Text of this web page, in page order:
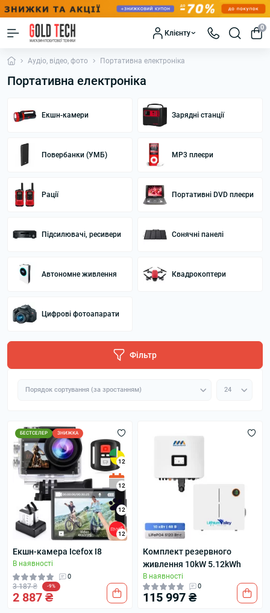
Клієнту
0
Аудіо, відео, фото Портативна електроніка
Портативна електроніка
Екшн-камери Зарядні станції
Повербанки (УМБ) MP3 плеєри
Рації Портативні DVD плеєри
Підсилювачі, ресивери Сонячні панелі
Автономне живлення Квадрокоптери
Цифрові фотоапарати
Фільтр
БЕСТСЕЛЕР ЗНИЖКА
12
12
12
12
Екшн-камера Icefox I8
В наявності
0
3 187 ₴ -9%
2 887 ₴
Комплект резервного
живлення 10kW 5.12kWh
В наявності
0
115 997 ₴